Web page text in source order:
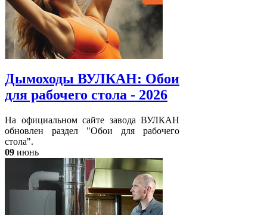
Дымоходы ВУЛКАН: Обои
для рабочего стола - 2026
На официальном сайте завода ВУЛКАН
обновлен раздел "Обои для рабочего
стола".
09 июнь